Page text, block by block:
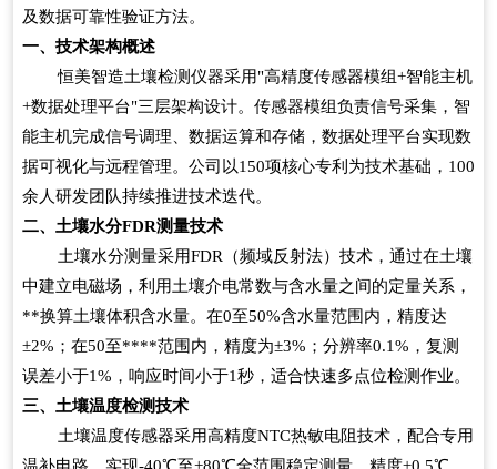
及数据可靠性验证方法。
一、技术架构概述
恒美智造土壤检测仪器采用"高精度传感器模组+智能主机
+数据处理平台"三层架构设计。传感器模组负责信号采集，智
能主机完成信号调理、数据运算和存储，数据处理平台实现数
据可视化与远程管理。公司以150项核心专利为技术基础，100
余人研发团队持续推进技术迭代。
二、土壤水分FDR测量技术
土壤水分测量采用FDR（频域反射法）技术，通过在土壤
中建立电磁场，利用土壤介电常数与含水量之间的定量关系，
**换算土壤体积含水量。在0至50%含水量范围内，精度达
±2%；在50至****范围内，精度为±3%；分辨率0.1%，复测
误差小于1%，响应时间小于1秒，适合快速多点位检测作业。
三、土壤温度检测技术
土壤温度传感器采用高精度NTC热敏电阻技术，配合专用